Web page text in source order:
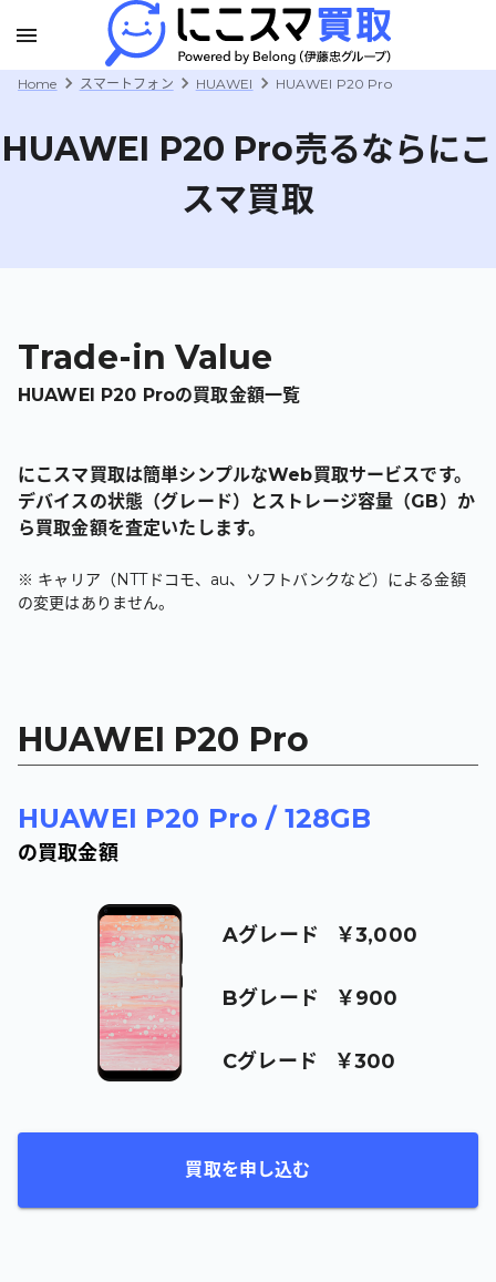
Home スマートフォン HUAWEI HUAWEI P20 Pro
HUAWEI P20 Pro売るならにこ
スマ買取
Trade-in Value
HUAWEI P20 Proの買取金額一覧
にこスマ買取は簡単シンプルなWeb買取サービスです。
デバイスの状態（グレード）とストレージ容量（GB）か
ら買取金額を査定いたします。
※ キャリア（NTTドコモ、au、ソフトバンクなど）による金額
の変更はありません。
HUAWEI P20 Pro
HUAWEI P20 Pro / 128GB
の買取金額
Aグレード ￥3,000
Bグレード ￥900
Cグレード ￥300
買取を申し込む